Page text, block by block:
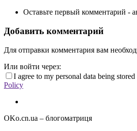
Оставьте первый комментарий -
Добавить комментарий
Для отправки комментария вам
Или войти через:
I agree to my personal data being stored
Policy
OKo.cn.ua – блогоматриця